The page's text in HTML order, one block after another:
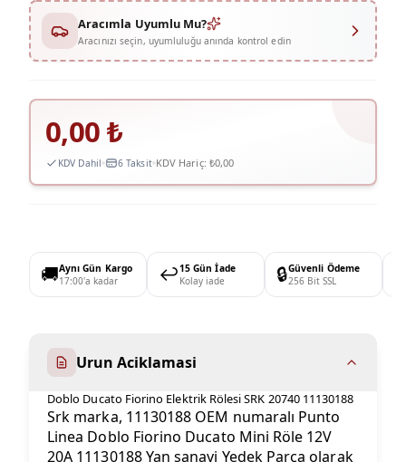
Aracımla Uyumlu Mu?
Aracınızı seçin, uyumluluğu anında kontrol edin
0,00₺
KDV Dahil 6 Taksit KDV Hariç: ₺0,00
🚚Aynı Gün Kargo
17:00'a kadar
↩️15 Gün İade
Kolay iade
🔒Güvenli Ödeme
256 Bit SSL
Urun Aciklamasi
Doblo Ducato Fiorino Elektrik Rölesi SRK 20740 11130188
Srk marka, 11130188 OEM numaralı Punto
Linea Doblo Fiorino Ducato Mini Röle 12V
20A 11130188 Yan sanayi Yedek Parça olarak